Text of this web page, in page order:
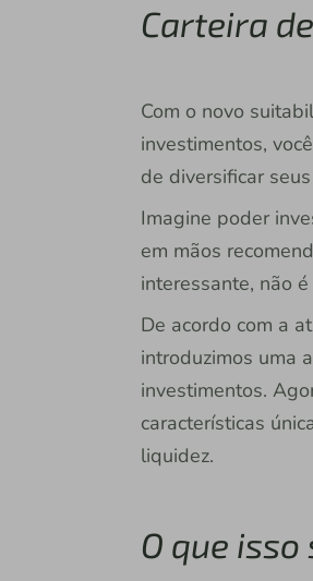
Carteira
Com o novo
investimentos,
de diversificar
Imagine poder
em mãos
interessante, não
De acordo com a
introduzimos uma
investimentos.
características
liquidez.
O que